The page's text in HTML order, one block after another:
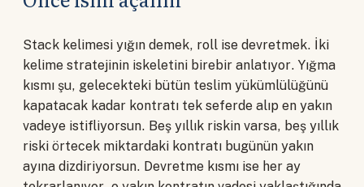
Stack kelimesi yığın demek, roll ise devretmek. İki
kelime stratejinin iskeletini birebir anlatıyor. Yığma
kısmı şu, gelecekteki bütün teslim yükümlülüğünü
kapatacak kadar kontratı tek seferde alıp en yakın
vadeye istifliyorsun. Beş yıllık riskin varsa, beş yıllık
riski örtecek miktardaki kontratı bugünün yakın
ayına dizdiriyorsun. Devretme kısmı ise her ay